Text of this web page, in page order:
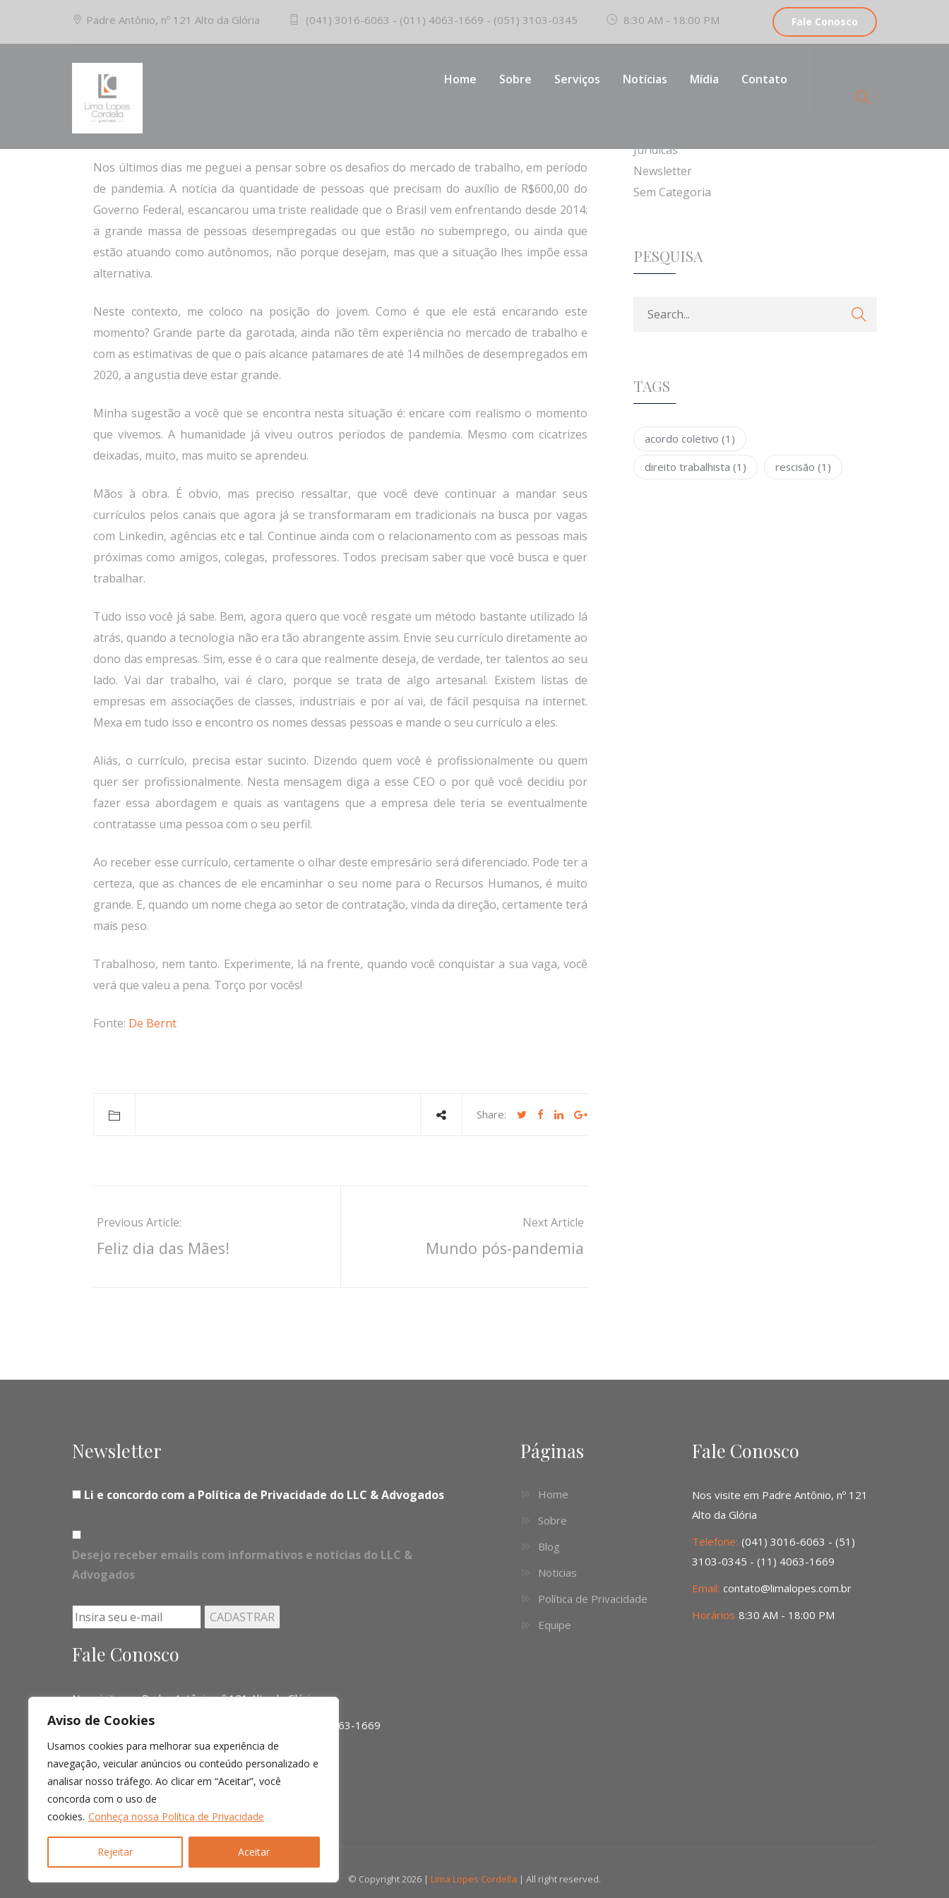
Aviso de Cookies
Usamos cookies para melhorar sua experiência de
navegação, veicular anúncios ou conteúdo personalizado e
analisar nosso tráfego. Ao clicar em “Aceitar”, você
concorda com o uso de
cookies. Conheça nossa Política de Privacidade
Rejeitar Aceitar
Padre Antônio, nº 121 Alto da Glória (041) 3016-6063 - (011) 4063-1669 - (051) 3103-0345 8:30 AM - 18:00 PM Fale Conosco
Home Sobre Serviços Notícias Mídia Contato
Nos últimos dias me peguei a pensar sobre os desafios do mercado de trabalho, em período
de pandemia. A notícia da quantidade de pessoas que precisam do auxílio de R$600,00 do
Governo Federal, escancarou uma triste realidade que o Brasil vem enfrentando desde 2014:
a grande massa de pessoas desempregadas ou que estão no subemprego, ou ainda que
estão atuando como autônomos, não porque desejam, mas que a situação lhes impõe essa
alternativa.
Neste contexto, me coloco na posição do jovem. Como é que ele está encarando este
momento? Grande parte da garotada, ainda não têm experiência no mercado de trabalho e
com as estimativas de que o país alcance patamares de até 14 milhões de desempregados em
2020, a angustia deve estar grande.
Minha sugestão a você que se encontra nesta situação é: encare com realismo o momento
que vivemos. A humanidade já viveu outros períodos de pandemia. Mesmo com cicatrizes
deixadas, muito, mas muito se aprendeu.
Mãos à obra. É obvio, mas preciso ressaltar, que você deve continuar a mandar seus
currículos pelos canais que agora já se transformaram em tradicionais na busca por vagas
com Linkedin, agências etc e tal. Continue ainda com o relacionamento com as pessoas mais
próximas como amigos, colegas, professores. Todos precisam saber que você busca e quer
trabalhar.
Tudo isso você já sabe. Bem, agora quero que você resgate um método bastante utilizado lá
atrás, quando a tecnologia não era tão abrangente assim. Envie seu currículo diretamente ao
dono das empresas. Sim, esse é o cara que realmente deseja, de verdade, ter talentos ao seu
lado. Vai dar trabalho, vai é claro, porque se trata de algo artesanal. Existem listas de
empresas em associações de classes, industriais e por aí vai, de fácil pesquisa na internet.
Mexa em tudo isso e encontro os nomes dessas pessoas e mande o seu currículo a eles.
Aliás, o currículo, precisa estar sucinto. Dizendo quem você é profissionalmente ou quem
quer ser profissionalmente. Nesta mensagem diga a esse CEO o por quê você decidiu por
fazer essa abordagem e quais as vantagens que a empresa dele teria se eventualmente
contratasse uma pessoa com o seu perfil.
Ao receber esse currículo, certamente o olhar deste empresário será diferenciado. Pode ter a
certeza, que as chances de ele encaminhar o seu nome para o Recursos Humanos, é muito
grande. E, quando um nome chega ao setor de contratação, vinda da direção, certamente terá
mais peso.
Trabalhoso, nem tanto. Experimente, lá na frente, quando você conquistar a sua vaga, você
verá que valeu a pena. Torço por vocês!
Fonte: De Bernt
Share:
Previous Article:
Feliz dia das Mães!
Next Article
Mundo pós-pandemia
CATEGORIAS
Jurídicas
Newsletter
Sem Categoria
PESQUISA
TAGS
acordo coletivo (1)
direito trabalhista (1) rescisão (1)
Newsletter
Li e concordo com a Política de Privacidade do LLC & Advogados
Desejo receber emails com informativos e notícias do LLC &
Advogados
Fale Conosco
Nos visite em Padre Antônio, nº 121 Alto da Glória
Telefone: (041) 3016-6063 - (51) 3103-0345 - (11) 4063-1669
Email: contato@limalopes.com.br
Horários 8:30 AM - 18:00 PM
Páginas
Home
Sobre
Blog
Noticias
Política de Privacidade
Equipe
Fale Conosco
Nos visite em Padre Antônio, nº 121
Alto da Glória
Telefone: (041) 3016-6063 - (51)
3103-0345 - (11) 4063-1669
Email: contato@limalopes.com.br
Horários 8:30 AM - 18:00 PM
© Copyright 2026 | Lima Lopes Cordella | All right reserved.